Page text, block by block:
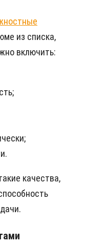
из списка,
включить:
качества,